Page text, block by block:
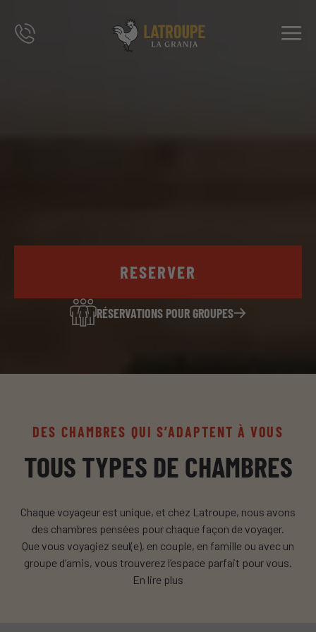
RESERVER
RÉSERVATIONS POUR GROUPES
DES CHAMBRES QUI S’ADAPTENT À VOUS
TOUS TYPES DE CHAMBRES
Chaque voyageur est unique, et chez Latroupe, nous avons
des chambres pensées pour chaque façon de voyager.
Que vous voyagiez seul(e), en couple, en famille ou avec un
groupe d’amis, vous trouverez l’espace parfait pour vous.
En lire plus